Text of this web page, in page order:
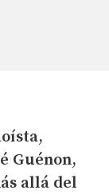
,
Guénon,
allá del